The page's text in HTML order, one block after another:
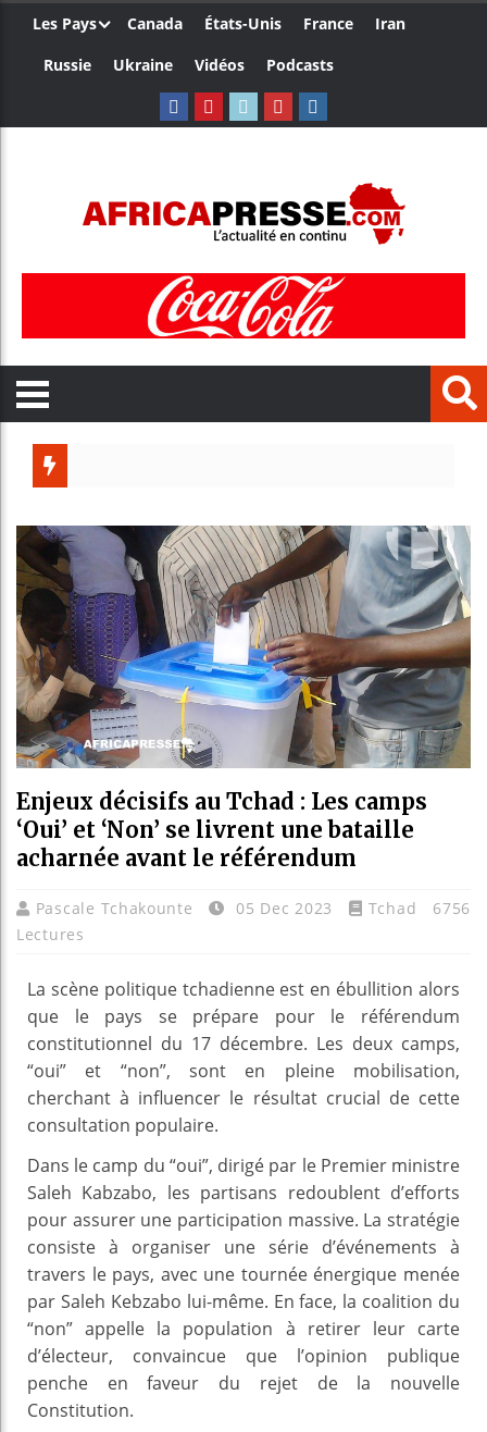
Les Pays Canada États-Unis France
Iran
Russie
Ukraine Vidéos Podcasts
Enjeux décisifs au Tchad : Les camps
‘Oui’ et ‘Non’ se livrent une bataille
acharnée avant le référendum
Pascale Tchakounte 05 Dec 2023 Tchad
6756
Lectures
La scène politique tchadienne est en ébullition alors
que le pays se prépare pour le référendum
constitutionnel du 17 décembre. Les deux camps,
“oui” et “non”, sont en pleine mobilisation,
cherchant à influencer le résultat crucial de cette
consultation populaire.
Dans le camp du “oui”, dirigé par le Premier ministre
Saleh Kabzabo, les partisans redoublent d’efforts
pour assurer une participation massive. La stratégie
consiste à organiser une série d’événements à
travers le pays, avec une tournée énergique menée
par Saleh Kebzabo lui-même. En face, la coalition du
“non” appelle la population à retirer leur carte
d’électeur, convaincue que l’opinion publique
penche en faveur du rejet de la nouvelle
Constitution.